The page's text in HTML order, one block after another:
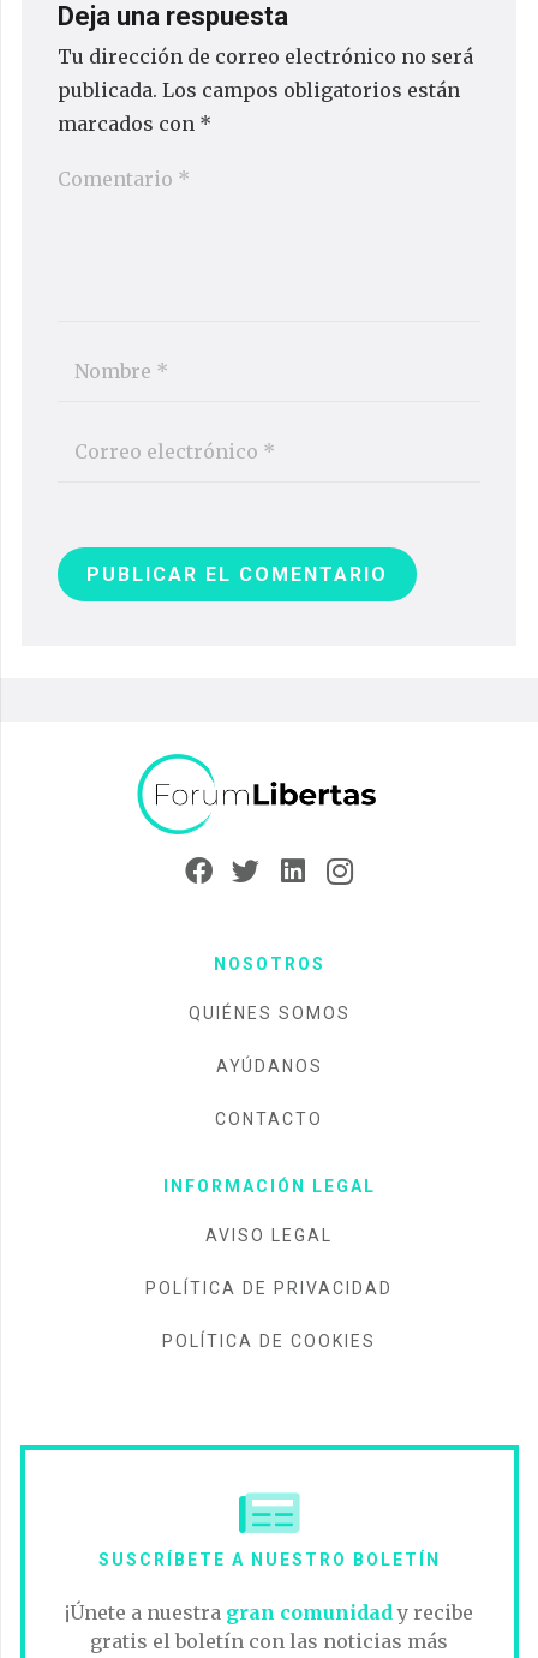
Deja una respuesta
Tu dirección de correo electrónico no será
publicada. Los campos obligatorios están
marcados con *
PUBLICAR EL COMENTARIO
NOSOTROS
QUIÉNES SOMOS
AYÚDANOS
CONTACTO
INFORMACIÓN LEGAL
AVISO LEGAL
POLÍTICA DE PRIVACIDAD
POLÍTICA DE COOKIES
SUSCRÍBETE A NUESTRO BOLETÍN
¡Únete a nuestra gran comunidady recibe
gratis el boletín con las noticias más